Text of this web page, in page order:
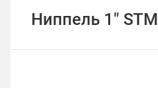
Ниппель 1" STM